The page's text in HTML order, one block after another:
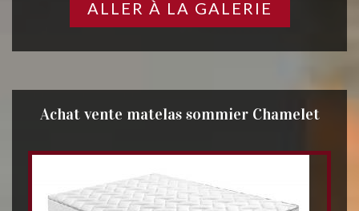
ALLER À LA GALERIE
Achat vente matelas sommier Chamelet